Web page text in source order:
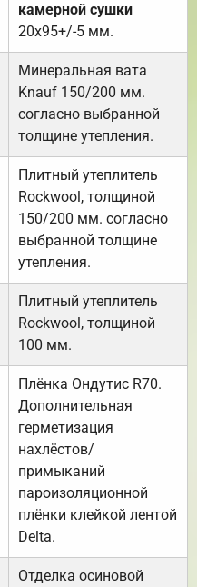
камерной сушки
20х95+/-5 мм.
Минеральная вата
Knauf 150/200 мм.
согласно выбранной
толщине утепления.
Плитный утеплитель
Rockwool, толщиной
150/200 мм. согласно
выбранной толщине
утепления.
Плитный утеплитель
Rockwool, толщиной
100 мм.
Плёнка Ондутис R70.
Дополнительная
герметизация
нахлёстов/
примыканий
пароизоляционной
плёнки клейкой лентой
Delta.
Отделка осиновой